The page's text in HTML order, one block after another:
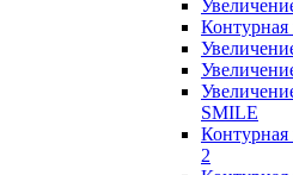
Контурная
SMILE
Контурная
2